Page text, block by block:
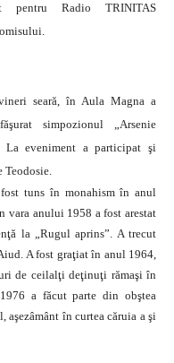
pentru Radio TRINITAS
seară, în Aula Magna a
simpozionul „Arsenie
La eveniment a participat şi
fost tuns în monahism în anul
vara anului 1958 a fost arestat
la „Rugul aprins”. A trecut
A fost graţiat în anul 1964,
de ceilalţi deţinuţi rămaşi în
a făcut parte din obştea
în curtea căruia a şi